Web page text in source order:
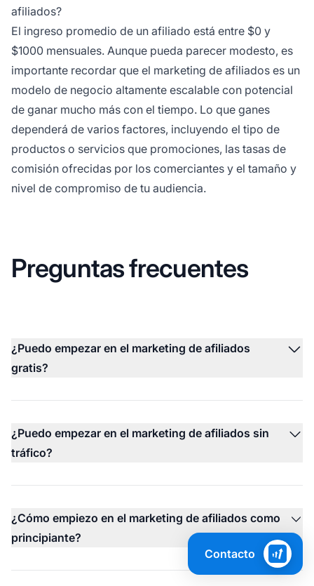
afiliados?
El ingreso promedio de un afiliado está entre $0 y
$1000 mensuales. Aunque pueda parecer modesto, es
importante recordar que el marketing de afiliados es un
modelo de negocio altamente escalable con potencial
de ganar mucho más con el tiempo. Lo que ganes
dependerá de varios factores, incluyendo el tipo de
productos o servicios que promociones, las tasas de
comisión ofrecidas por los comerciantes y el tamaño y
nivel de compromiso de tu audiencia.
Preguntas frecuentes
¿Puedo empezar en el marketing de afiliados
gratis?
¿Puedo empezar en el marketing de afiliados sin
tráfico?
¿Cómo empiezo en el marketing de afiliados como
principiante?
Contacto